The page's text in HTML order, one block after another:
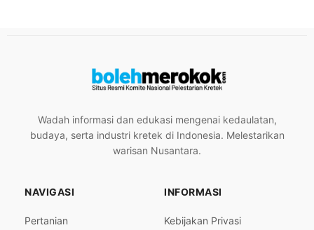
Wadah informasi dan edukasi mengenai kedaulatan,
budaya, serta industri kretek di Indonesia. Melestarikan
warisan Nusantara.
NAVIGASI
Pertanian
INFORMASI
Kebijakan Privasi